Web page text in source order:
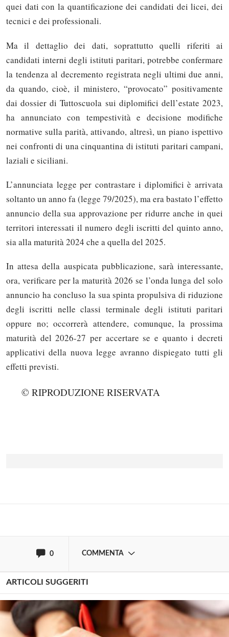
quei dati con la quantificazione dei candidati dei licei, dei
tecnici e dei professionali.
Ma il dettaglio dei dati, soprattutto quelli riferiti ai
candidati interni degli istituti paritari, potrebbe confermare
la tendenza al decremento registrata negli ultimi due anni,
da quando, cioè, il ministero, “provocato” positivamente
dai dossier di Tuttoscuola sui diplomifici dell’estate 2023,
ha annunciato con tempestività e decisione modifiche
normative sulla parità, attivando, altresì, un piano ispettivo
nei confronti di una cinquantina di istituti paritari campani,
laziali e siciliani.
L’annunciata legge per contrastare i diplomifici è arrivata
soltanto un anno fa (legge 79/2025), ma era bastato l’effetto
annuncio della sua approvazione per ridurre anche in quei
territori interessati il numero degli iscritti del quinto anno,
sia alla maturità 2024 che a quella del 2025.
In attesa della auspicata pubblicazione, sarà interessante,
ora, verificare per la maturità 2026 se l’onda lunga del solo
annuncio ha concluso la sua spinta propulsiva di riduzione
degli iscritti nelle classi terminale degli istituti paritari
oppure no; occorrerà attendere, comunque, la prossima
maturità del 2026-27 per accertare se e quanto i decreti
applicativi della nuova legge avranno dispiegato tutti gli
effetti previsti.
© RIPRODUZIONE RISERVATA
0 COMMENTA
ARTICOLI SUGGERITI